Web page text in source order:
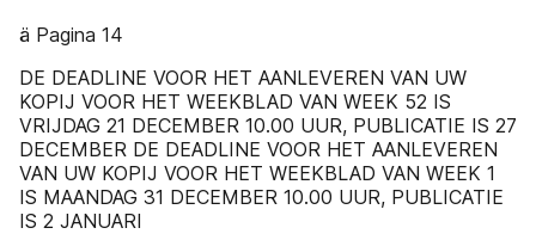
ä Pagina 14
DE DEADLINE VOOR HET AANLEVEREN VAN UW
KOPIJ VOOR HET WEEKBLAD VAN WEEK 52 IS
VRIJDAG 21 DECEMBER 10.00 UUR, PUBLICATIE IS 27
DECEMBER DE DEADLINE VOOR HET AANLEVEREN
VAN UW KOPIJ VOOR HET WEEKBLAD VAN WEEK 1
IS MAANDAG 31 DECEMBER 10.00 UUR, PUBLICATIE
IS 2 JANUARI